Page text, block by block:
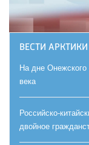
ВЕСТИ АРКТИКИ
На дне Онежского
века
Российско-
двойное